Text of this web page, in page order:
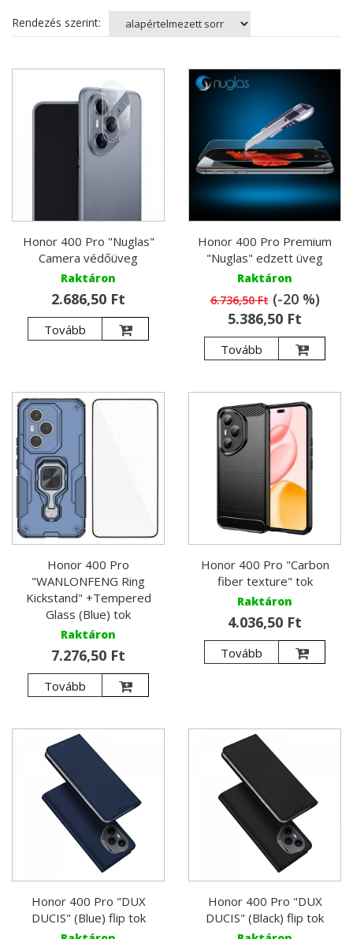
Rendezés szerint:
Honor 400 Pro "Nuglas"
Camera védőüveg
Raktáron
2.686,50 Ft
Tovább
Honor 400 Pro Premium
"Nuglas" edzett üveg
Raktáron
6.736,50 Ft(-20 %)
5.386,50 Ft
Tovább
Honor 400 Pro
"WANLONFENG Ring
Kickstand" +Tempered
Glass (Blue) tok
Raktáron
7.276,50 Ft
Tovább
Honor 400 Pro "Carbon
fiber texture" tok
Raktáron
4.036,50 Ft
Tovább
Honor 400 Pro "DUX
DUCIS" (Blue) flip tok
Honor 400 Pro "DUX
DUCIS" (Black) flip tok